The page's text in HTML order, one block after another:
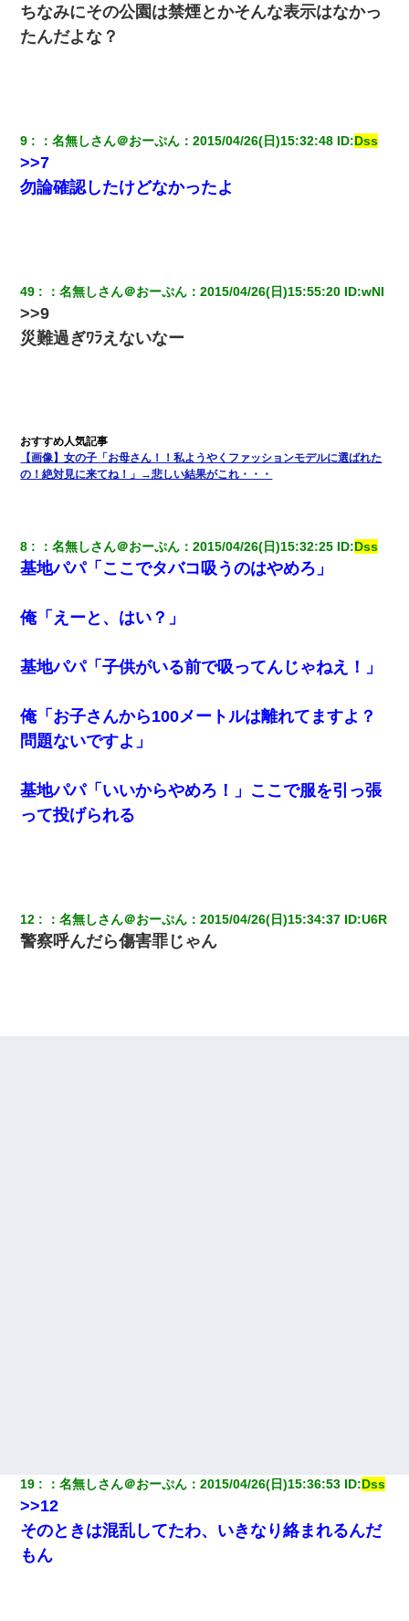
【驚愕】私「今まで育てた分のお金返してね(冗談)」息子「はい、
旦那の元カノをSNSで探して写真を保存して顔面評価スレで写真
を晒してた。ほとんどがブスという評価の中で二人ほど意外に好
【衝撃】嫁父の会社に勤続１０年、手取り１４万 → 俺「２２万も
らえる会社から誘われた。転職したい」義父「クビ！（激怒」嫁
中途採用のAが部長から呼び出された。Aはヘラヘラと部屋に入っ
の親会社の経営者の息子さんだったので、父も喜んで私の写真を
送ったんだが→
夫の友達がBBQを定期的に開催して夫婦で参加してたんだけど、
女性側のリーダーみたいな人に「BBQは友達とやりなよ！」と言
友人「酒の勢いで女先輩をホテルに連れ込んだｗｗｗｗｗ」俺
「…」
私は家が貧しくて、手に職をつけようと看護師になった。だけど
卒業を控えた年の1月末、車にひかれて看護師になれなくなった。
上司「何なの、この書類！！」私「あの‥」上司「今は私が話し
てるの！」私「ですから」上司「黙って聞きなさい！」私「それ
は」上司「言い訳しない！」→結果ｗｗｗｗｗ
【不幸な結婚式】新郎親族「ブスのくせにドレスなんか着ちゃっ
てさ～ほんと恥ずかしいわよね～（大声」新郎両親「！！！（土
下座」→ 結果・・・
ちなみにその公園は禁煙とかそんな表示はなかっ
たんだよな？
9 ：名無しさん＠おーぷん ：2015/04/26(日)15:32:48 ID:Dss
>>7
勿論確認したけどなかったよ
49 ：名無しさん＠おーぷん ：2015/04/26(日)15:55:20 ID:wNI
>>9
災難過ぎﾜﾗえないなー
【画像】女の子「お母さん！！私ようやくファッションモデルに選ばれた
の！絶対見に来てね！」→悲しい結果がこれ・・・
8 ：名無しさん＠おーぷん ：2015/04/26(日)15:32:25 ID:Dss
基地パパ「ここでタバコ吸うのはやめろ」
俺「えーと、はい？」
基地パパ「子供がいる前で吸ってんじゃねえ！」
俺「お子さんから100メートルは離れてますよ？
問題ないですよ」
基地パパ「いいからやめろ！」ここで服を引っ張
って投げられる
12 ：名無しさん＠おーぷん ：2015/04/26(日)15:34:37 ID:U6R
警察呼んだら傷害罪じゃん
19 ：名無しさん＠おーぷん ：2015/04/26(日)15:36:53 ID:Dss
>>12
そのときは混乱してたわ、いきなり絡まれるんだ
もん